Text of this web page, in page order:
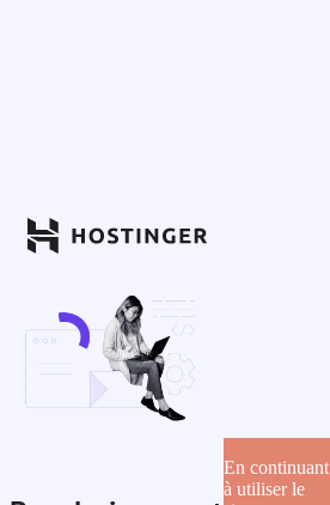
En continuant
à utiliser le